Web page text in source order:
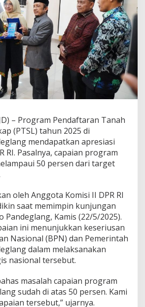
– Program Pendaftaran Tanah
(PTSL) tahun 2025 di
mendapatkan apresiasi
RI. Pasalnya, capaian program
50 persen dari target
oleh Anggota Komisi II DPR RI
saat memimpin kunjungan
Pandeglang, Kamis (22/5/2025).
ini menunjukkan keseriusan
Nasional (BPN) dan Pemerintah
dalam melaksanakan
nasional tersebut.
masalah capaian program
sudah di atas 50 persen. Kami
tersebut,” ujarnya.